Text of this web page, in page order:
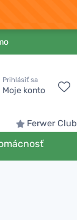
Prihlásiť sa
Moje konto
Ferwer Club